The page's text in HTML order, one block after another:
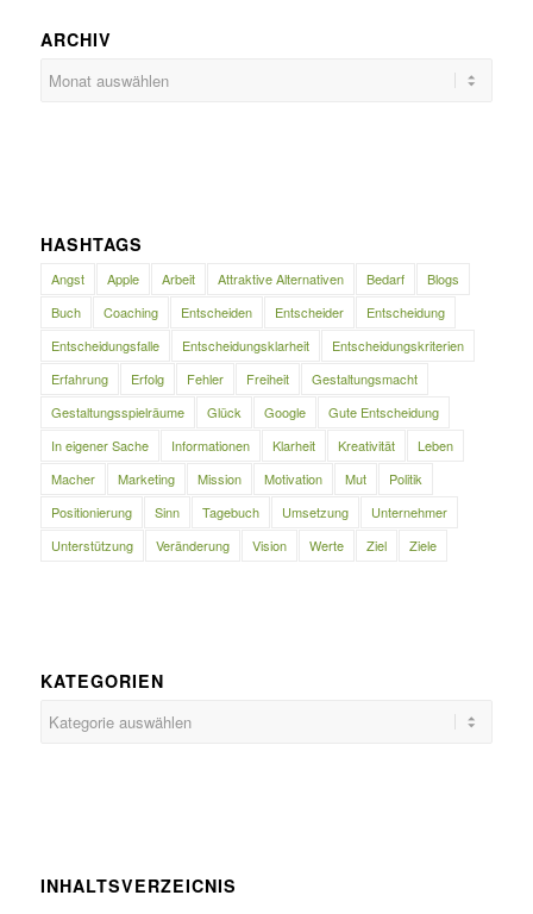
ARCHIV
HASHTAGS
Angst Apple Arbeit Attraktive Alternativen Bedarf
Blogs
Buch
Coaching Entscheiden Entscheider
Entscheidung
Entscheidungsfalle
Entscheidungsklarheit
Entscheidungskriterien
Erfahrung
Erfolg Fehler Freiheit
Gestaltungsmacht
Gestaltungsspielräume
Glück Google
Gute Entscheidung
In eigener Sache
Informationen Klarheit Kreativität
Leben
Macher
Marketing Mission Motivation Mut
Politik
Positionierung
Sinn Tagebuch Umsetzung
Unternehmer
Unterstützung
Veränderung Vision Werte Ziel Ziele
KATEGORIEN
INHALTSVERZEICNIS